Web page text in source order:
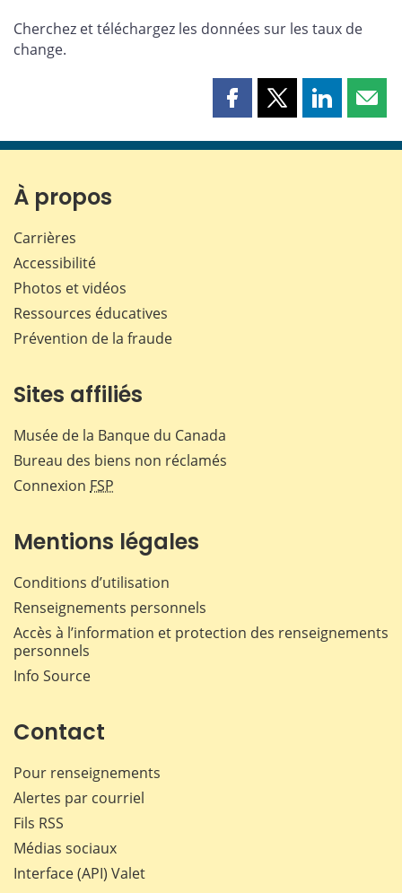
Cherchez et téléchargez les données sur les taux de
change.
Partager
page
Partager
page
Partager
page page
À propos
Carrières
Accessibilité
Photos et vidéos
Ressources éducatives
Prévention de la fraude
Sites affiliés
Musée de la Banque du Canada
Bureau des biens non réclamés
Connexion FSP
Mentions légales
Conditions d’utilisation
Renseignements personnels
Accès à l’information et protection des renseignements
personnels
Info Source
Contact
Pour renseignements
Alertes par courriel
Fils RSS
Médias sociaux
Interface (API) Valet